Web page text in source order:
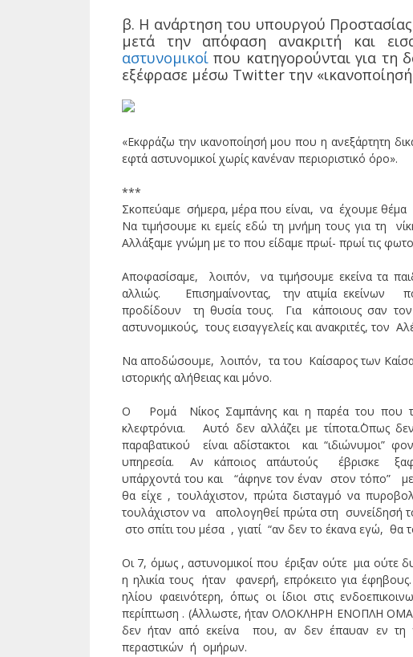
β. Η ανάρτηση του υπουργού
μετά την απόφαση ανακριτή και
αστυνομικοί που κατηγορούνται για τη
εξέφρασε μέσω Twitter την
«Εκφράζω την ικανοποίησή μου που η ανεξάρτητη
εφτά αστυνομικοί χωρίς κανέναν περιοριστικό όρο».
***
Σκοπεύαμε σήμερα, μέρα που είναι, να έχουμε θέμα
Να τιμήσουμε κι εμείς εδώ τη μνήμη τους για τη
Αλλάξαμε γνώμη με το που είδαμε πρωί- πρωί τις
Αποφασίσαμε, λοιπόν, να τιμήσουμε εκείνα τα
αλλιώς. Επισημαίνοντας, την ατιμία εκείνων
προδίδουν τη θυσία τους. Για κάποιους σαν
αστυνομικούς, τους εισαγγελείς και ανακριτές, τον
Να αποδώσουμε, λοιπόν, τα του Καίσαρος των
ιστορικής αλήθειας και μόνο.
Ο Ρομά Νίκος Σαμπάνης και η παρέα του που
κλεφτρόνια. Αυτό δεν αλλάζει με τίποτα.΄Οπως
παραβατικού είναι αδίστακτοι και “ιδιώνυμοι”
υπηρεσία. Αν κάποιος απ΄αυτούς έβρισκε
υπάρχοντά του και “άφηνε τον έναν στον τόπο” με
θα είχε , τουλάχιστον, πρώτα δισταγμό να
τουλάχιστον να απολογηθεί πρώτα στη συνείδησή
στο σπίτι του μέσα , γιατί “αν δεν το έκανα εγώ, θα
Οι 7, όμως , αστυνομικοί που έριξαν ούτε μια ούτε
η ηλικία τους ήταν φανερή, επρόκειτο για
ηλίου φαεινότερη, όπως οι ίδιοι στις
περίπτωση . (΄Αλλωστε, ήταν ΟΛΟΚΛΗΡΗ ΕΝΟΠΛΗ
δεν ήταν από εκείνα που, αν δεν έπαυαν εν τη
περαστικών ή ομήρων.